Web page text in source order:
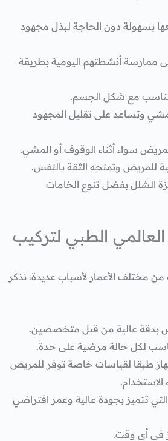
بسهولة دون الحاجة لبذل مجهود
ممارسة أنشطتهم اليومية بطريقة
مع شكل الجسم.
وتساعد على تقليل المجهود
سواء أثناء الوقوف أو المشي.
للمريض وتمنحه الثقة بالنفس.
الشلل بفضل تنوع الخامات
الطبي لتركيب
مختلف الأعمار لأسباب عديدة، نذكر
بدقة عالية من قبل متخصصين.
لكل حالة مرضية على حدة.
طبقا لقياسات خاصة توفر للمريض
الاستخدام.
تتميز بجودة عالية وعمر افتراضي
في أي وقت.